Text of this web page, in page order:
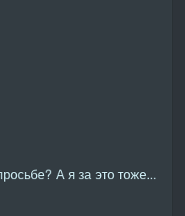
А я за это тоже...